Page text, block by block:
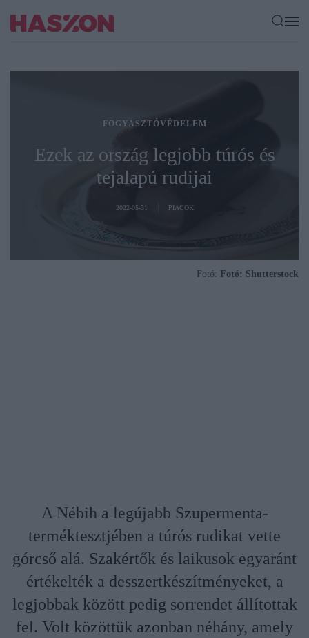
FOGYASZTÓVÉDELEM
Ezek az ország legjobb túrós és
tejalapú rudijai
2022-05-31 PIACOK
Fotó: Fotó: Shutterstock
A Nébih a legújabb Szupermenta-
terméktesztjében a túrós rudikat vette
górcső alá. Szakértők és laikusok egyaránt
értékelték a desszertkészítményeket, a
legjobbak között pedig sorrendet állítottak
fel. Volt közöttük azonban néhány, amely